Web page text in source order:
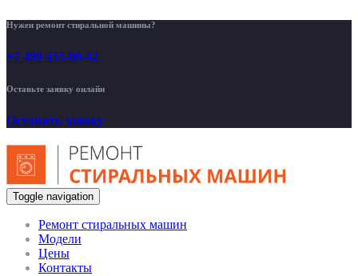
Нужен ремонт стиральной машины?
+7 499 455-00-42
Оставьте заявку онлайн
Оставить заявку
Toggle navigation
Ремонт стиральных машин
Модели
Цены
Контакты